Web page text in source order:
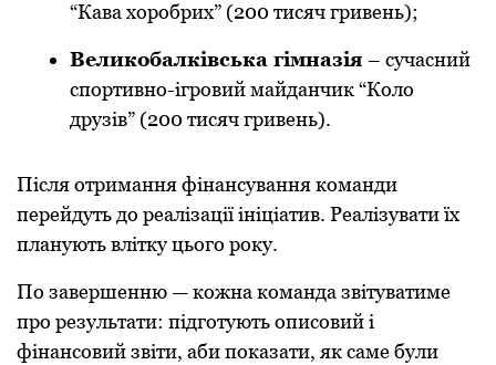
“Кава хоробрих” (200 тисяч гривень);
Великобалківська гімназія – сучасний
спортивно-ігровий майданчик “Коло
друзів” (200 тисяч гривень).
Після отримання фінансування команди
перейдуть до реалізації ініціатив. Реалізувати їх
планують влітку цього року.
По завершенню — кожна команда звітуватиме
про результати: підготують описовий і
фінансовий звіти, аби показати, як саме були